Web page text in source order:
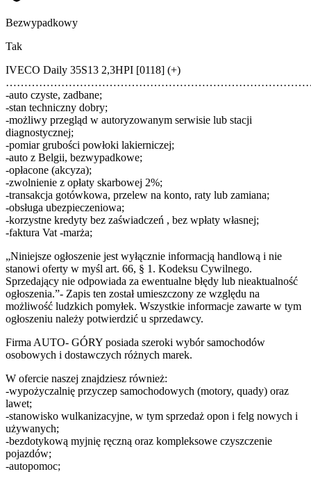
Bezwypadkowy
Tak
IVECO Daily 35S13 2,3HPI [0118] (+)
-auto czyste, zadbane;
-stan techniczny dobry;
-możliwy przegląd w autoryzowanym serwisie lub stacji
diagnostycznej;
-pomiar grubości powłoki lakierniczej;
-auto z Belgii, bezwypadkowe;
-opłacone (akcyza);
-zwolnienie z opłaty skarbowej 2%;
-transakcja gotówkowa, przelew na konto, raty lub zamiana;
-obsługa ubezpieczeniowa;
-korzystne kredyty bez zaświadczeń , bez wpłaty własnej;
-faktura Vat -marża;
„Niniejsze ogłoszenie jest wyłącznie informacją handlową i nie
stanowi oferty w myśl art. 66, § 1. Kodeksu Cywilnego.
Sprzedający nie odpowiada za ewentualne błędy lub nieaktualność
ogłoszenia.”- Zapis ten został umieszczony ze względu na
możliwość ludzkich pomyłek. Wszystkie informacje zawarte w tym
ogłoszeniu należy potwierdzić u sprzedawcy.
Firma AUTO- GÓRY posiada szeroki wybór samochodów
osobowych i dostawczych różnych marek.
W ofercie naszej znajdziesz również:
-wypożyczalnię przyczep samochodowych (motory, quady) oraz
lawet;
-stanowisko wulkanizacyjne, w tym sprzedaż opon i felg nowych i
używanych;
-bezdotykową myjnię ręczną oraz kompleksowe czyszczenie
pojazdów;
-autopomoc;